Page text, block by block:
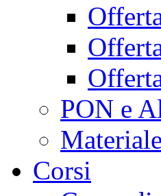
PON e
Corsi